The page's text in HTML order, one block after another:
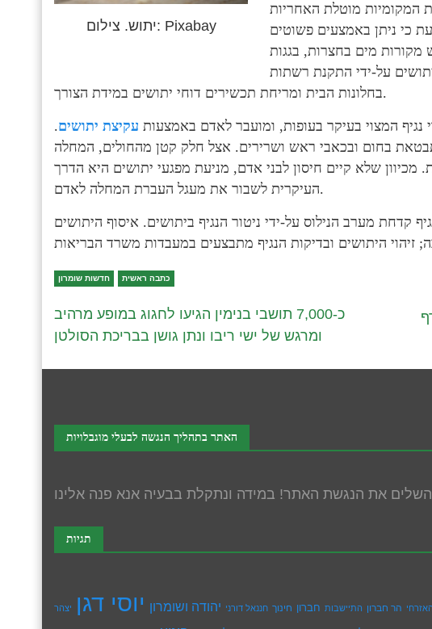
יתוש. צילום: Pixabay
המקומיות מוטלת האחריות
כי ניתן באמצעים פשוטים
מקורות מים בחצרות, בגגות
על-ידי התקנת רשתות
בחלונות הבית ומריחת תכשירים דוחי יתושים במידת הצורך.
המצוי בעיקר בעופות, ומועבר לאדם באמצעות עקיצת יתושים.
בחום ובכאבי ראש ושרירים. אצל חלק קטן מהחולים, המחלה
מכיוון שלא קיים חיסון לבני אדם, מניעת מפגעי יתושים היא הדרך
העיקרית לשבור את מעגל העברת המחלה לאדם.
קדחת מערב הנילוס על-ידי ניטור הנגיף ביתושים. איסוף היתושים
חדשות שומרון כתבה ראשית
כ-7,000 תושבי בנימין הגיעו לחגוג במופע מרהיב
ומרגש של ישי ריבו ונתן גושן בבריכת הסולטן
האתר בתהליך הנגשה לבעלי מוגבלויות
תגיות
הר חברון התיישבות חברון חינוך חננאל דורני יהודה ושומרון יוסי דגן יצהר